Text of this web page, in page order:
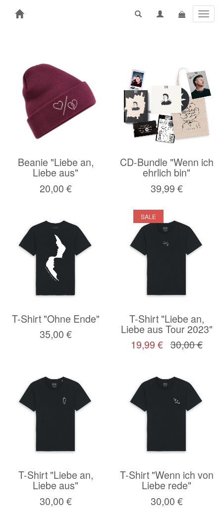
Beanie "Liebe an,
Liebe aus"
20,00 €
CD-Bundle "Wenn ich
ehrlich bin"
39,99 €
T-Shirt "Ohne Ende"
35,00 €
SALE
T-Shirt "Liebe an,
Liebe aus Tour 2023"
19,99 € 30,00 €
T-Shirt "Liebe an,
Liebe aus"
30,00 €
T-Shirt "Wenn ich von
Liebe rede"
30,00 €